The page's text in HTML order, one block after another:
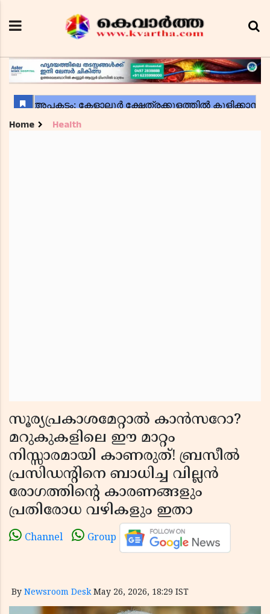
Home Health
സൂര്യപ്രകാശമേറ്റാൽ കാൻസറോ?
മറുകുകളിലെ ഈ മാറ്റം
നിസ്സാരമായി കാണരുത്! ബ്രസീൽ
പ്രസിഡന്റിനെ ബാധിച്ച വില്ലൻ
രോഗത്തിന്റെ കാരണങ്ങളും
പ്രതിരോധ വഴികളും ഇതാ
Channel Group
By Newsroom Desk May 26, 2026, 18:29 IST